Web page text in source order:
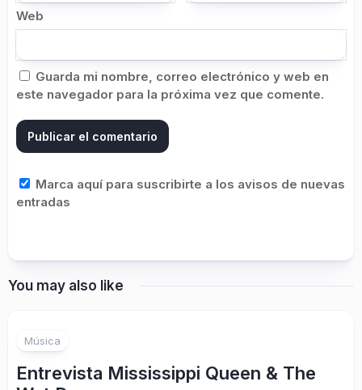
Web
Guarda mi nombre, correo electrónico y web en
este navegador para la próxima vez que comente.
Marca aquí para suscribirte a los avisos de nuevas
entradas
You may also like
Música
Entrevista Mississippi Queen & The